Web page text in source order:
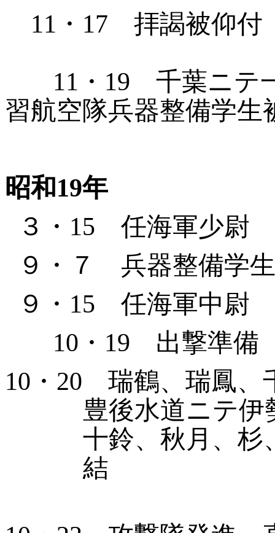
11 ・ 17 拝謁被仰付
11 ・ 19 千葉ニテ
習航空隊兵器整備学生
昭和19年
３・ 15 任海軍少尉
９・７ 兵器整備学
９・ 15 任海軍中尉
10 ・ 19 出撃準備
10 ・ 20 瑞鶴、瑞鳳、
豊後水道ニテ伊
十鈴、 秋月、杉
結